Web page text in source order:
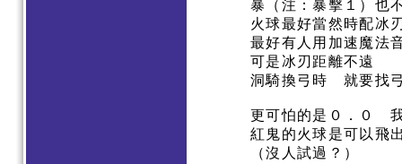
暴（注：暴擊１）也
火球最好當然時配
最好有人用加速魔法
可是冰刃距離不遠
洞騎換弓時 就要
更可怕的是０．０
紅鬼的火球是可以飛
（沒人試過？）